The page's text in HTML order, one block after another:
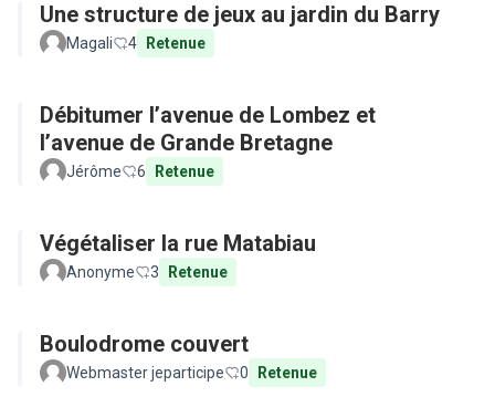
Une structure de jeux au jardin du Barry
Magali 4 Retenue
Débitumer l’avenue de Lombez et
l’avenue de Grande Bretagne
Jérôme 6 Retenue
Végétaliser la rue Matabiau
Anonyme 3 Retenue
Boulodrome couvert
Webmaster jeparticipe 0 Retenue